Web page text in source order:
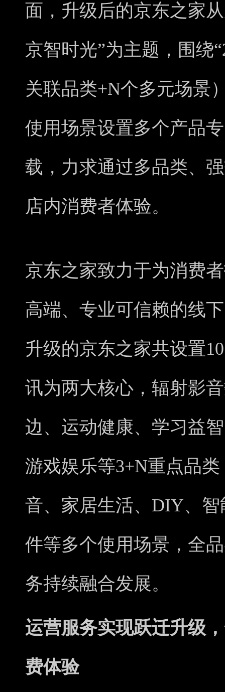
面，升级后的京东之家
京智时光”为主题，围绕
关联品类+N个多元场景
使用场景设置多个产品
载，力求通过多品类、
店内消费者体验。
京东之家致力于为消费
高端、专业可信赖的线
升级的京东之家共设置
讯为两大核心，辐射影
边、运动健康、学习益
游戏娱乐等3+N重点品
音、家居生活、DIY、
件等多个使用场景，全
务持续融合发展。
运营服务实现跃迁升级
费体验